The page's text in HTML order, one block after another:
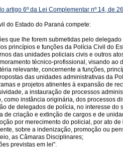
artigo 6º da Lei Complementar nº 14, de
do Estado do Paraná compete:
que lhe forem submetidas pelo
princípios e funções da Polícia Civil do
das unidades policiais civis e outros
técnico-profissional, visando
relevante, concernente a funções,
das unidades administrativas da
e projetos atinentes à expansão de
a instauração de processos
como instância originária, dos processos
de delegados de polícia, no interesse
de criação e extinção de cargos e de
por merecimento do policial, por ato de
sobre a indenização, promoção ou
as Câmaras Disciplinares;
previstas em lei".